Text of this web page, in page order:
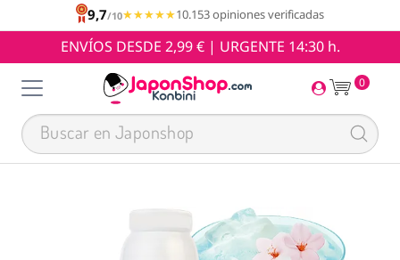
9,7/10★★★★★
★★★★★10.153 opiniones verificadas
ENVÍOS DESDE 2,99 € | URGENTE 14:30 h.
0